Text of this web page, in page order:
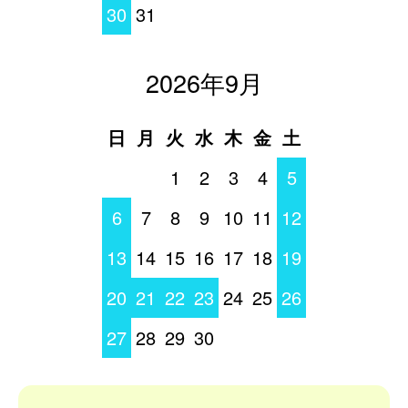
30 31
2026年9月
日 月 火 水 木 金 土
1
2 3 4
5
6
7 8 9 10 11 12
13 14 15 16 17 18 19
20 21 22 23 24 25 26
27 28 29 30